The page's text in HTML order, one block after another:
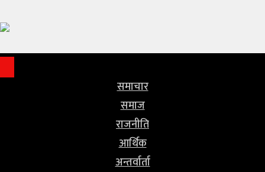
समाचार
समाज
राजनीति
आर्थिक
अन्तर्वार्ता
समाज